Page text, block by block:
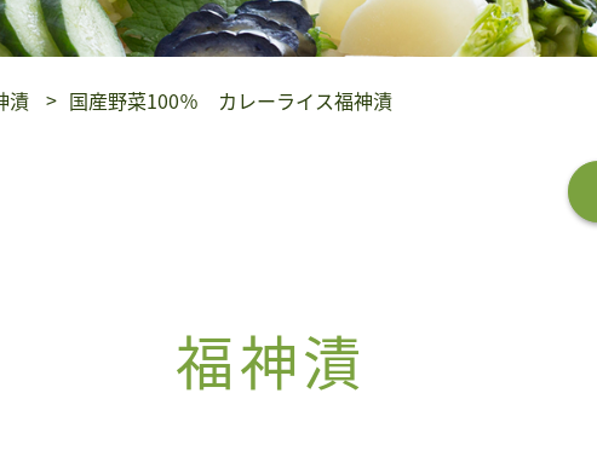
漬 国産野菜100％ カレーライス福神漬
福神漬